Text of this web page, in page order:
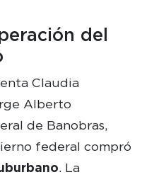
del
Claudia
Alberto
de Banobras,
federal compró
. La